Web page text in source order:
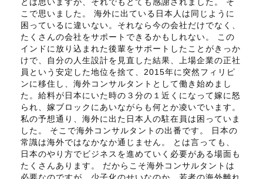
とは思いますが、それでもとても感謝されました。 そ
こで思いました。 海外に出ている日本人は同じように
困っているに違いない。それなら今の会社だけでなく、
たくさんの会社をサポートできるかもしれない。 この
インドに放り込まれた後輩をサポートしたことがきっか
けで、自分の人生設計を見直した結果、上場企業の正社
員という安定した地位を捨て、2015年に突然フィリピ
ンに移住し、海外コンサルタントとして働き始めまし
た。給料が日本にいた時の３分の１近くになって嫁に怒
られ、嫁ブロックにあいながらも何とか凌いでいます。
私の予想通り、海外に出た日本人の駐在員は困っていま
した。 そこで海外コンサルタントの出番です。 日本の
常識は海外ではなかなか通じません。 とは言っても、
日本のやり方でビジネスを進めていく必要がある場面も
たくさんあります。 だからこそ海外コンサルタントは